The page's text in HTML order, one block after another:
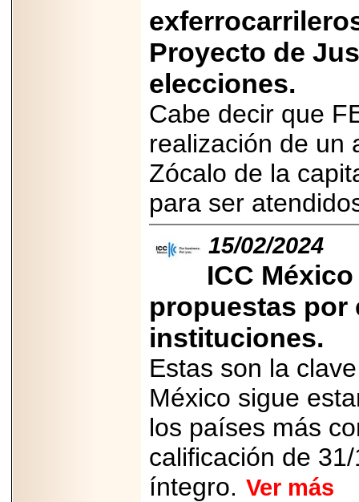
Proyecto de
elecciones.
Cabe decir que
realización de un
Zócalo de la
para ser
15/02/2024
ICC
propuestas por
instituciones.
Estas son la
México sigue
los países más
calificación de
íntegro. Ver más